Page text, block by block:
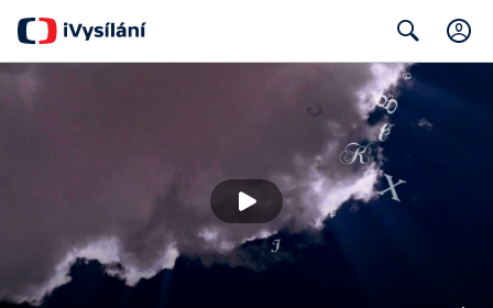
Search